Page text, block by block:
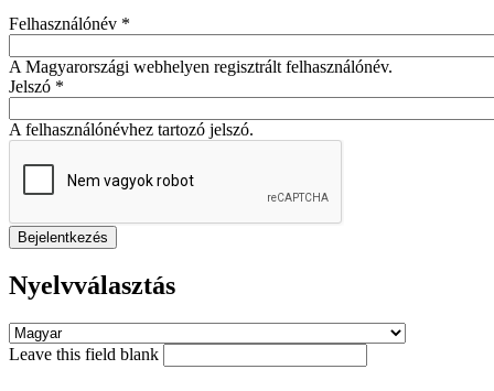
Felhasználónév *
A Magyarországi webhelyen regisztrált felhasználónév.
Jelszó *
A felhasználónévhez tartozó jelszó.
Nyelvválasztás
Leave this field blank